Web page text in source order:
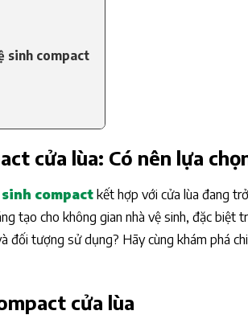
sinh compact
cửa lùa?
cửa lùa: Có nên lựa
compact kết hợp với cửa lùa đang
tạo cho không gian nhà vệ sinh, đặc biệt
đối tượng sử dụng? Hãy cùng khám phá
cửa lùa